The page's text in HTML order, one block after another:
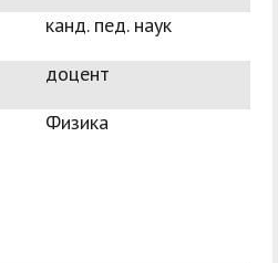
канд. пед. наук
доцент
Физика